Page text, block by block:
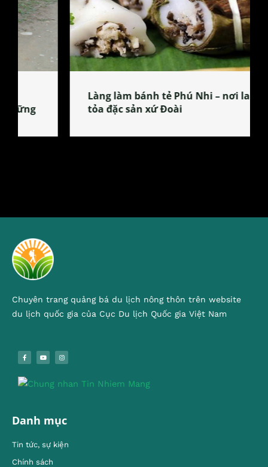
Làng làm bánh tẻ Phú Nhi – nơi lan
tỏa đặc sản xứ Đoài
Chuyên trang quảng bá du lịch nông thôn trên website
du lịch quốc gia của Cục Du lịch Quốc gia Việt Nam
Danh mục
Tin tức, sự kiện
Chính sách